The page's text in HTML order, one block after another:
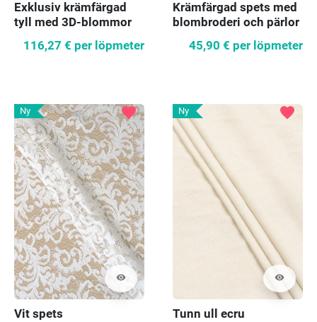
Exklusiv krämfärgad
tyll med 3D-blommor
116,27 € per löpmeter
Krämfärgad spets med
blombroderi och pärlor
45,90 € per löpmeter
Ny
visibility
favorite
Vit spets
Ny
visibility
favorite
Tunn ull ecru